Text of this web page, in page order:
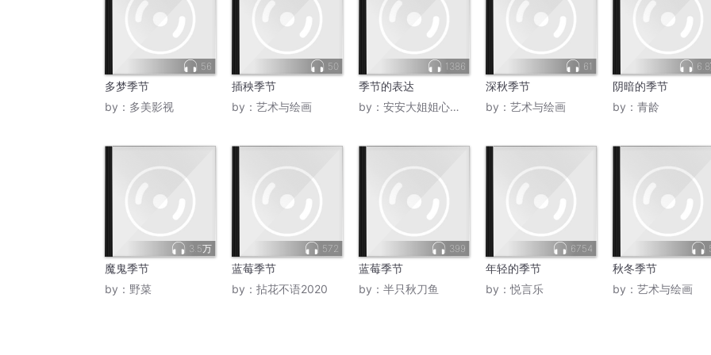
56
多梦季节
by： 多美影视
50
插秧季节
by： 艺术与绘画
1386
季节的表达
by： 安安大姐姐心灵疗愈
61
深秋季节
by： 艺术与绘画
阴暗的季节
by： 青龄
3.5万
魔鬼季节
by： 野菜
572
蓝莓季节
by： 拈花不语2020
399
蓝莓季节
by： 半只秋刀鱼
6754
年轻的季节
by：悦言乐
秋冬季节
by： 艺术与绘画